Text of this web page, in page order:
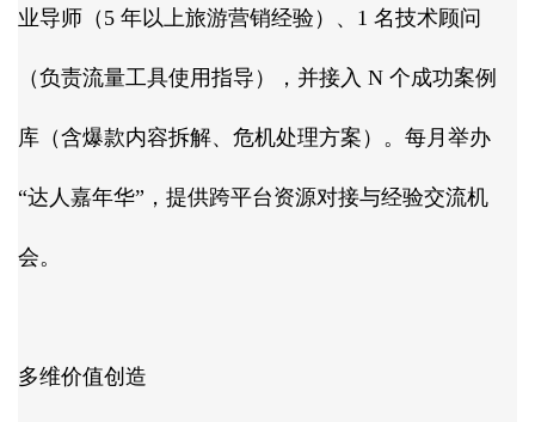
业导师（5 年以上旅游营销经验）、1 名技术顾问
（负责流量工具使用指导），并接入 N 个成功案例
库（含爆款内容拆解、危机处理方案）。每月举办
“达人嘉年华”，提供跨平台资源对接与经验交流机
会。​
多维价值创造​